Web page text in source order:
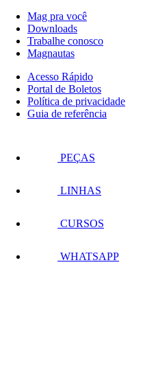
Mag pra você
Downloads
Trabalhe conosco
Magnautas
Acesso Rápido
Portal de Boletos
Política de privacidade
Guia de referência
PEÇAS
LINHAS
CURSOS
WHATSAPP